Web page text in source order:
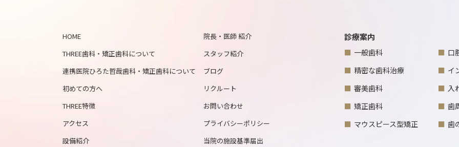
HOME
THREE歯科・矯正歯科について
連携医院ひろた哲哉歯科・矯正歯科について
初めての方へ
THREE特徴
アクセス
設備紹介
院長・医師 紹介
スタッフ紹介
ブログ
リクルート
お問い合わせ
プライバシーポリシー
当院の施設基準届出
診療案内
一般歯科
精密な歯科治療
審美歯科
矯正歯科
マウスピース型矯正
口
イ
入
歯
歯